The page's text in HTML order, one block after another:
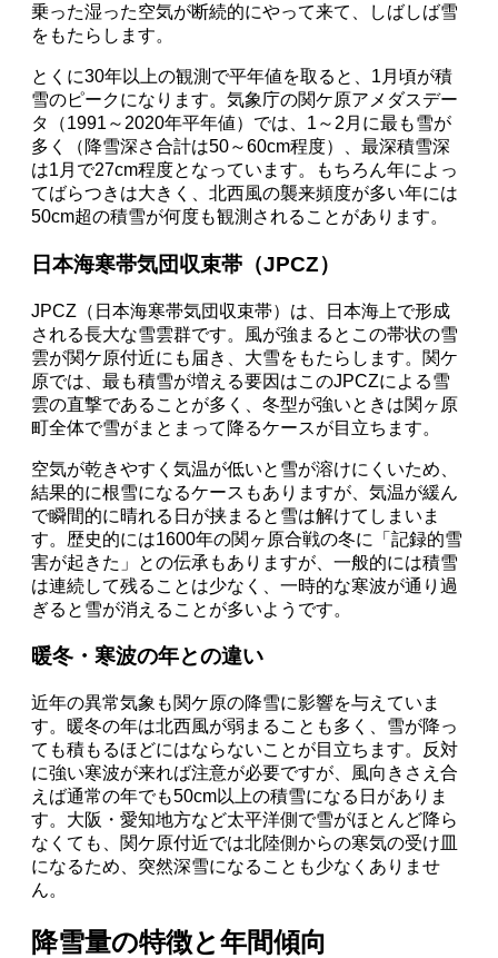
乗った湿った空気が断続的にやって来て、しばしば雪
をもたらします。
とくに30年以上の観測で平年値を取ると、1月頃が積
雪のピークになります。気象庁の関ケ原アメダスデー
タ（1991～2020年平年値）では、1～2月に最も雪が
多く（降雪深さ合計は50～60cm程度）、最深積雪深
は1月で27cm程度となっています。もちろん年によっ
てばらつきは大きく、北西風の襲来頻度が多い年には
50cm超の積雪が何度も観測されることがあります。
日本海寒帯気団収束帯（JPCZ）
JPCZ（日本海寒帯気団収束帯）は、日本海上で形成
される長大な雪雲群です。風が強まるとこの帯状の雪
雲が関ケ原付近にも届き、大雪をもたらします。関ケ
原では、最も積雪が増える要因はこのJPCZによる雪
雲の直撃であることが多く、冬型が強いときは関ヶ原
町全体で雪がまとまって降るケースが目立ちます。
空気が乾きやすく気温が低いと雪が溶けにくいため、
結果的に根雪になるケースもありますが、気温が緩ん
で瞬間的に晴れる日が挟まると雪は解けてしまいま
す。歴史的には1600年の関ヶ原合戦の冬に「記録的雪
害が起きた」との伝承もありますが、一般的には積雪
は連続して残ることは少なく、一時的な寒波が通り過
ぎると雪が消えることが多いようです。
暖冬・寒波の年との違い
近年の異常気象も関ケ原の降雪に影響を与えていま
す。暖冬の年は北西風が弱まることも多く、雪が降っ
ても積もるほどにはならないことが目立ちます。反対
に強い寒波が来れば注意が必要ですが、風向きさえ合
えば通常の年でも50cm以上の積雪になる日がありま
す。大阪・愛知地方など太平洋側で雪がほとんど降ら
なくても、関ケ原付近では北陸側からの寒気の受け皿
になるため、突然深雪になることも少なくありませ
ん。
降雪量の特徴と年間傾向